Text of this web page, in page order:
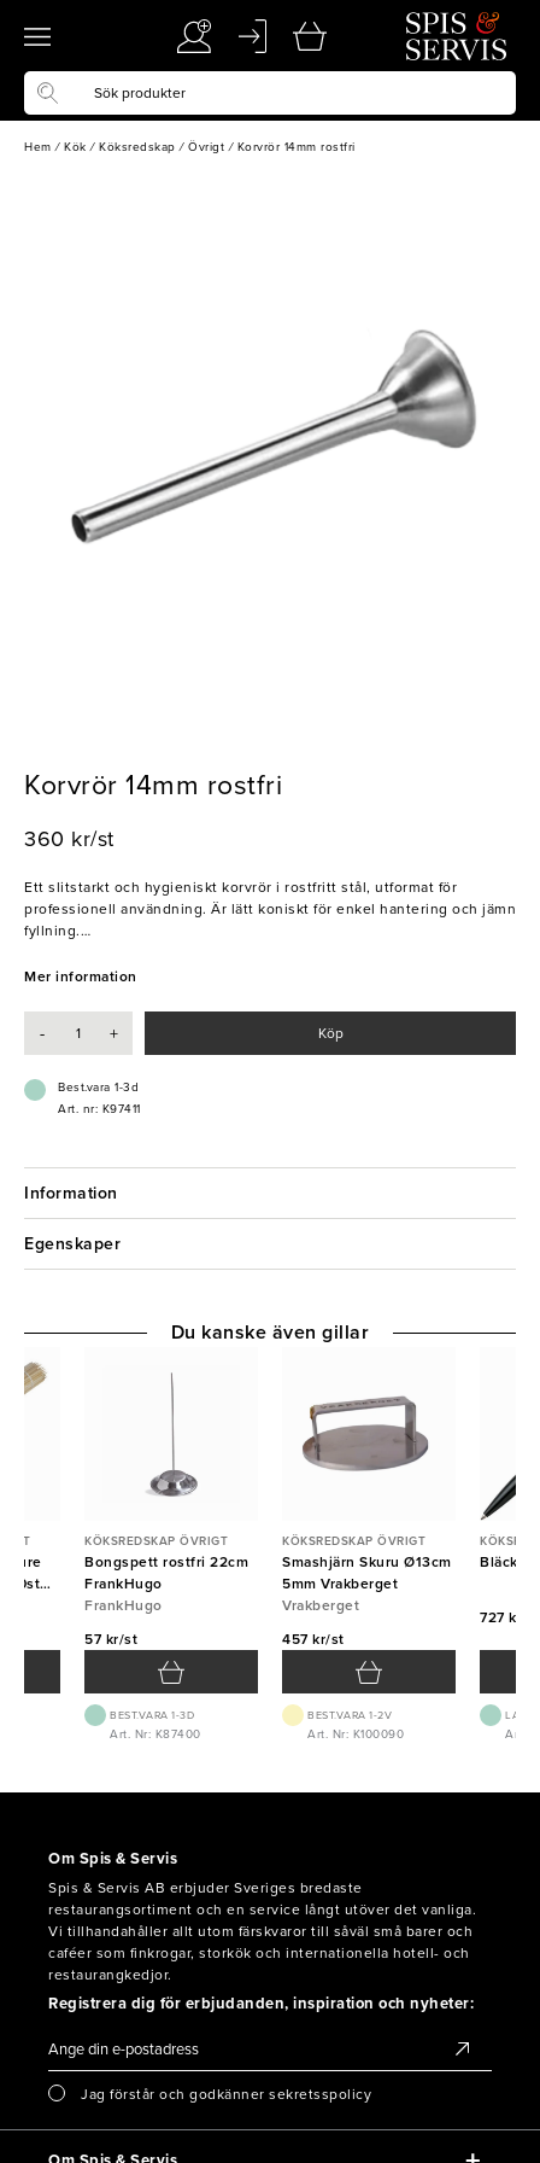
Hem / Kök / Köksredskap / Övrigt / Korvrör 14mm rostfri
Korvrör 14mm rostfri
360 kr/st
Ett slitstarkt och hygieniskt korvrör i rostfritt stål, utformat för
professionell användning. Är lätt koniskt för enkel hantering och jämn
fyllning.
- Tillverkat i rostfritt stål för hög hållbarhet
Mer information
- + Köp
Best.vara 1-3d
Art. nr: K97411
Information
Egenskaper
Pure
KÖKSREDSKAP ÖVRIGT
Bongspett rostfri 22cm
FrankHugo
FrankHugo
57 kr/st
BEST.VARA 1-3D
Art. Nr: K87400
KÖKSREDSKAP ÖVRIGT
Smashjärn Skuru Ø13cm
5mm Vrakberget
Vrakberget
457 kr/st
BEST.VARA 1-2V
Art. Nr: K100090
727 kr/
Art.
Du kanske även gillar
Om Spis & Servis
Spis & Servis AB erbjuder Sveriges bredaste
restaurangsortiment och en service långt utöver det vanliga.
Vi tillhandahåller allt utom färskvaror till såväl små barer och
caféer som finkrogar, storkök och internationella hotell- och
restaurangkedjor.
Registrera dig för erbjudanden, inspiration och nyheter:
Jag förstår och godkänner sekretsspolicy